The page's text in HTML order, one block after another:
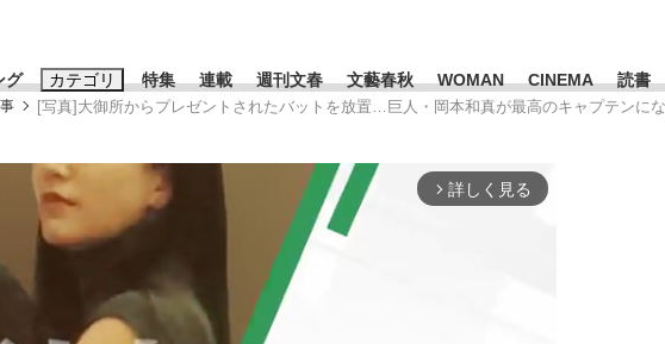
グ カテゴリ 特集 連載 週刊文春 文藝春秋 WOMAN CINEMA 読書
めのキーワードタグ一覧
晋 #三山凌輝 #高市早苗 #後藤真希
#亀和田武
[写真]大御所からプレゼントされたバットを放置…巨人・岡本和真が最高のキャプテンに
arrow_forward_ios 詳しく見る